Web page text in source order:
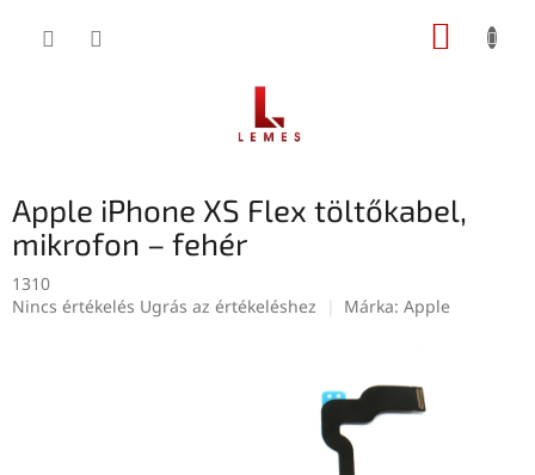
KOSÁR
Apple iPhone XS Flex töltőkabel,
mikrofon – fehér
1310
A
Nincs értékelés Ugrás az értékeléshez Márka: Apple